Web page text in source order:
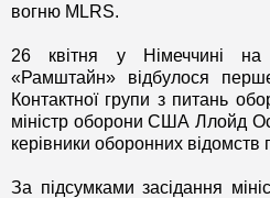
вогню MLRS.
26 квітня у Німеччині на
«Рамштайн» відбулося
Контактної групи з питань
міністр оборони США Ллойд
керівники оборонних відомств
За підсумками засідання